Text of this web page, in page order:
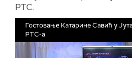
РТС.
Гостовање Катарине Савић у
РТС-а